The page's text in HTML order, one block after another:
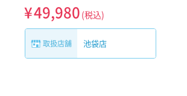
¥49,980 (税込)
取扱店舗 池袋店